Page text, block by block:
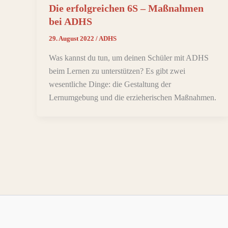
Die erfolgreichen 6S – Maßnahmen
bei ADHS
29. August 2022 /ADHS
Was kannst du tun, um deinen Schüler mit ADHS
beim Lernen zu unterstützen? Es gibt zwei
wesentliche Dinge: die Gestaltung der
Lernumgebung und die erzieherischen Maßnahmen.